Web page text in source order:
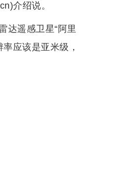
介绍说。
达遥感卫星“阿里
应该是亚米级，